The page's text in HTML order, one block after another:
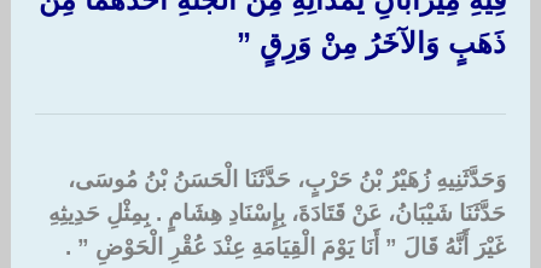
ذَهَبٍ وَالآخَرُ مِنْ وَرِقٍ ‏”‏
وَحَدَّثَنِيهِ زُهَيْرُ بْنُ حَرْبٍ، حَدَّثَنَا الْحَسَنُ بْنُ مُوسَى،
حَدَّثَنَا شَيْبَانُ، عَنْ قَتَادَةَ، بِإِسْنَادِ هِشَامٍ ‏.‏ بِمِثْلِ حَدِيثِهِ
غَيْرَ أَنَّهُ قَالَ ‏”‏ أَنَا يَوْمَ الْقِيَامَةِ عِنْدَ عُقْرِ الْحَوْضِ ‏”‏ ‏.‏